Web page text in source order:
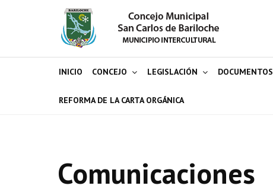
INICIO CONCEJO LEGISLACIÓN DOCUMENTOS
REFORMA DE LA CARTA ORGÁNICA
Comunicaciones